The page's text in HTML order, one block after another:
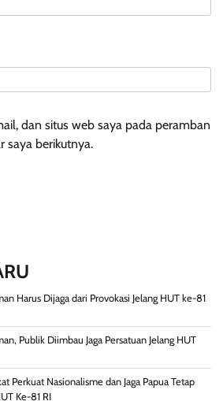
dan situs web saya pada peramban
saya berikutnya.
Harus Dijaga dari Provokasi Jelang HUT ke-81
Publik Diimbau Jaga Persatuan Jelang HUT
Perkuat Nasionalisme dan Jaga Papua Tetap
Ke-81 RI